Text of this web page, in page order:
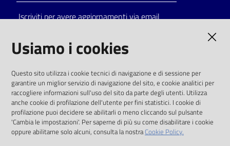
on line
Eventi
Chiedi al
bibliotecario
Avvisi
Iscriviti per avere aggiornamenti via email
solo alle condizioni previste dalla direttiva
comunitaria 2003/98/CE e dal d.lgs. 36/2006
SOCIAL
Instagram
Usiamo i cookies
Questo sito utilizza i cookie tecnici di navigazione e di sessione per
garantire un miglior servizio di navigazione del sito, e cookie analitici per
raccogliere informazioni sull'uso del sito da parte degli utenti. Utilizza
anche cookie di profilazione dell'utente per fini statistici. I cookie di
profilazione puoi decidere se abilitarli o meno cliccando sul pulsante
'Cambia le impostazioni'. Per saperne di più su come disabilitare i cookie
oppure abilitarne solo alcuni, consulta la nostraCookie Policy.